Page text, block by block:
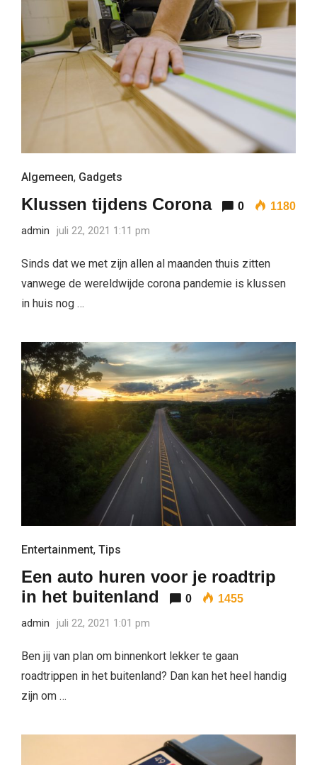
Algemeen, Gadgets
Klussen tijdens Corona 0 1180
admin juli 22, 2021 1:11 pm
Sinds dat we met zijn allen al maanden thuis zitten
vanwege de wereldwijde corona pandemie is klussen
in huis nog …
Entertainment, Tips
Een auto huren voor je roadtrip
in het buitenland
0 1455
admin juli 22, 2021 1:01 pm
Ben jij van plan om binnenkort lekker te gaan
roadtrippen in het buitenland? Dan kan het heel handig
zijn om …